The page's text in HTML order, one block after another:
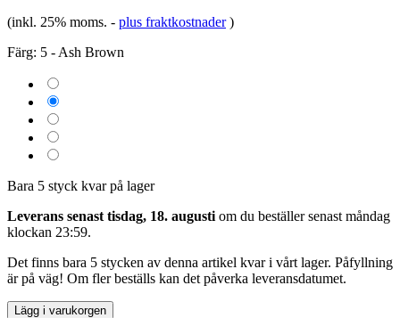
(inkl. 25% moms. - plus fraktkostnader )
Färg: 5 - Ash Brown
Bara 5 styck kvar på lager
Leverans senast tisdag, 18. augusti om du beställer senast måndag
klockan 23:59.
Det finns bara 5 stycken av denna artikel kvar i vårt lager. Påfyllning
är på väg! Om fler beställs kan det påverka leveransdatumet.
Lägg i varukorgen